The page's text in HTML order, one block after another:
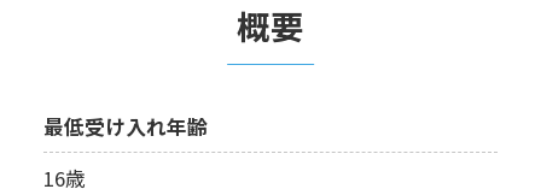
概要
最低受け入れ年齢
16歳